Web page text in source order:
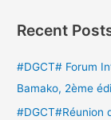
Recent
#DGCT# Forum
Bamako, 2ème
#DGCT#Réunion